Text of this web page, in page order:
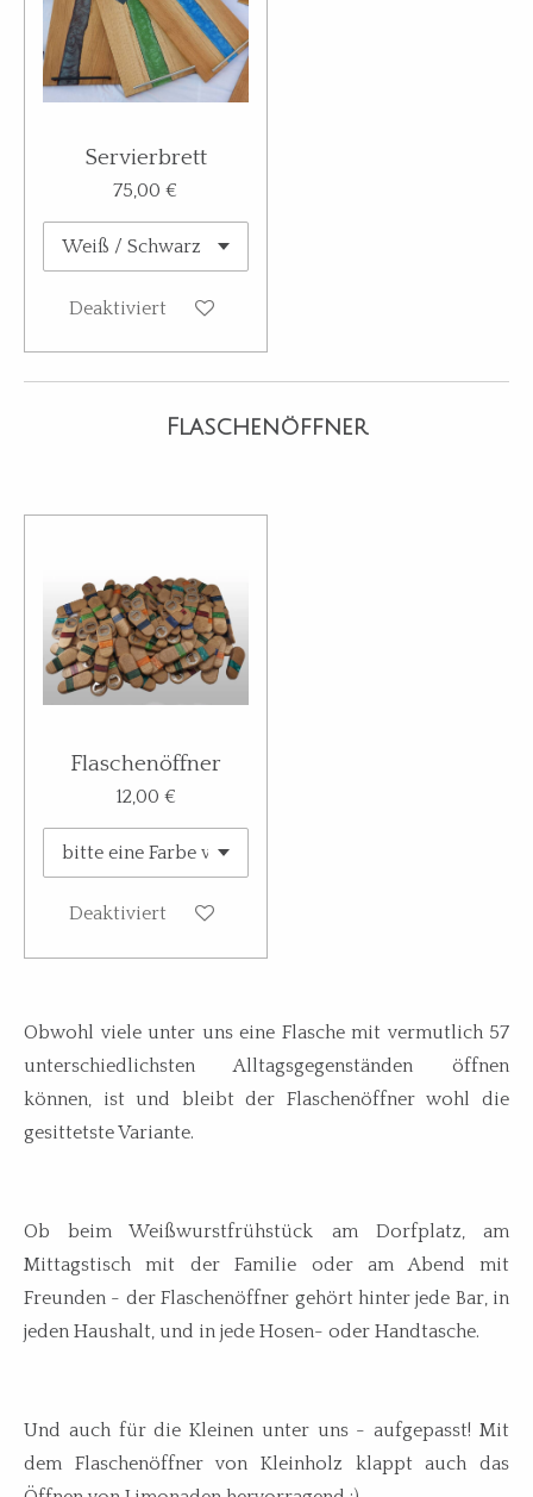
Servierbrett
75,00 €
Deaktiviert
Flaschenöffner
Flaschenöffner
12,00 €
Deaktiviert
Obwohl viele unter uns eine Flasche mit vermutlich 57
unterschiedlichsten Alltagsgegenständen öffnen
können, ist und bleibt der Flaschenöffner wohl die
gesittetste Variante.
Ob beim Weißwurstfrühstück am Dorfplatz, am
Mittagstisch mit der Familie oder am Abend mit
Freunden - der Flaschenöffner gehört hinter jede Bar, in
jeden Haushalt, und in jede Hosen- oder Handtasche.
Und auch für die Kleinen unter uns - aufgepasst! Mit
dem Flaschenöffner von Kleinholz klappt auch das